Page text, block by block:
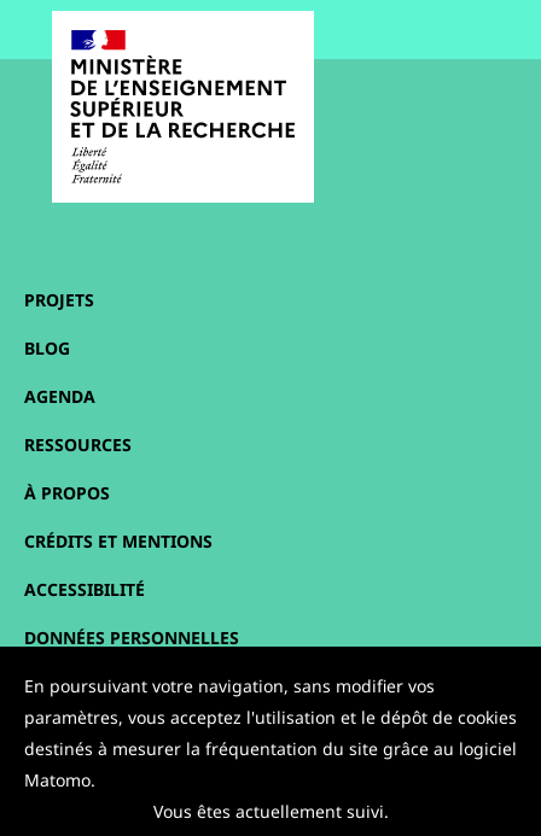
PROJETS
BLOG
AGENDA
RESSOURCES
À PROPOS
CRÉDITS ET MENTIONS
ACCESSIBILITÉ
DONNÉES PERSONNELLES
PLAN DU SITE
CONTACT
En poursuivant votre navigation, sans modifier vos
paramètres, vous acceptez l'utilisation et le dépôt de cookies
destinés à mesurer la fréquentation du site grâce au logiciel
Matomo.
Vous êtes actuellement suivi.